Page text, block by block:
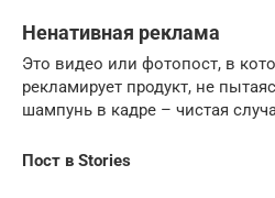
Ненативная реклама
Это видео или фотопост, в
рекламирует продукт, не
шампунь в кадре – чистая
Пост в Stories